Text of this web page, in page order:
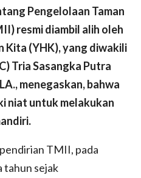
Pengelolaan Taman
resmi diambil alih oleh
Kita (YHK), yang diwakili
Tria Sasangka Putra
menegaskan, bahwa
niat untuk melakukan
TMII, pada
tahun sejak